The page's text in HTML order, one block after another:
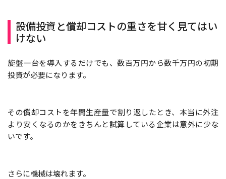
設備投資と償却コストの重さを甘く見てはい
けない
旋盤一台を導入するだけでも、数百万円から数千万円の初期
投資が必要になります。
その償却コストを年間生産量で割り返したとき、本当に外注
より安くなるのかをきちんと試算している企業は意外に少な
いです。
さらに機械は壊れます。